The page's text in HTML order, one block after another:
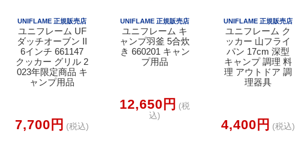
UNIFLAME 正規販売店
ユニフレーム UF
ダッチオーブン II
6インチ 661147
クッカー グリル 2
023年限定商品 キ
ャンプ用品
7,700円 (税込)
UNIFLAME 正規販売店
ユニフレーム キ
ャンプ羽釜 5合炊
き 660201 キャン
プ用品
12,650円 (税
込)
UNIFLAME 正規販売店
ユニフレーム ク
ッカー 山フライ
パン 17cm 深型
キャンプ 調理 料
理 アウトドア 調
理器具
4,400円 (税込)